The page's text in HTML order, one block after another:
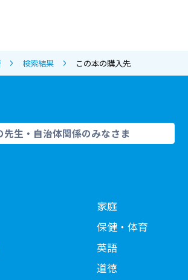
検索結果 この本の購入先
先生・自治体関係のみなさま
家庭
保健・体育
英語
道徳